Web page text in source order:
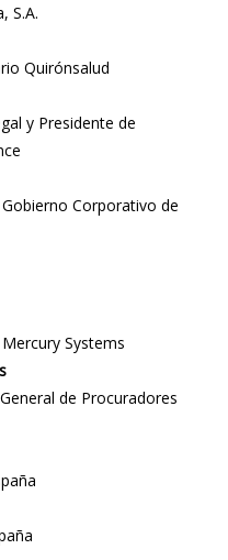
S.A.
Quirónsalud
y Presidente de
Corporativo de
Systems
de Procuradores